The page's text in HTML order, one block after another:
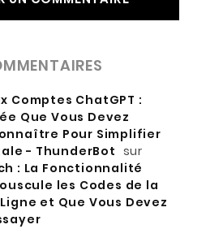
Comptes ChatGPT :
Que Vous Devez
Pour Simplifier
- ThunderBot sur
: La Fonctionnalité
les Codes de la
et Que Vous Devez